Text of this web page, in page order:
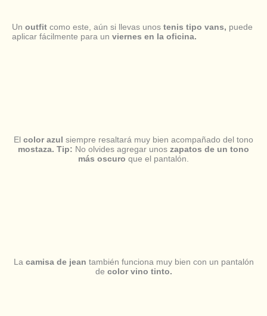
Un outfit como este, aún si llevas unos tenis tipo vans, puede
aplicar fácilmente para un viernes en la oficina.
El color azul siempre resaltará muy bien acompañado del tono
mostaza. Tip: No olvides agregar unos zapatos de un tono
más oscuro que el pantalón.
La camisa de jean también funciona muy bien con un pantalón
de color vino tinto.